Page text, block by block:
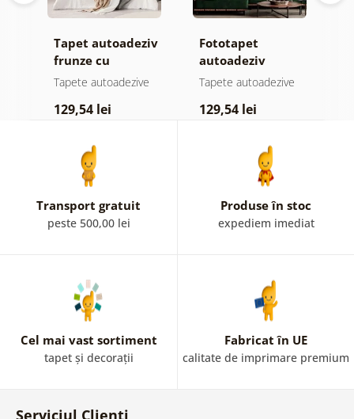
Tapet autoadeziv
frunze cu
atingere
Tapete autoadezive
129,54 lei
Fototapet
autoadeziv
pădure în ceață
Tapete autoadezive
129,54 lei
Transport gratuit
peste 500,00 lei
Produse în stoc
expediem imediat
Cel mai vast sortiment
tapet și decorații
Fabricat în UE
calitate de imprimare premium
Serviciul Clienți